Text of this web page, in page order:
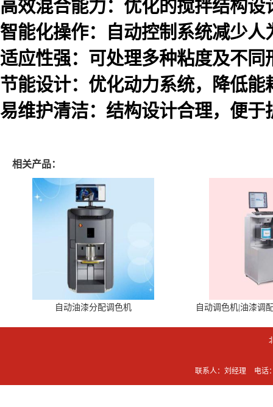
高效混合能力：优化的搅拌结构
智能化操作：自动控制系统减少
适应性强：可处理多种粘度及不同
节能设计：优化动力系统，降低能
易维护清洁：结构设计合理，便于
相关产品：
自动油漆分配调色机 自动调色机|油漆调
联系人：刘经理 电话